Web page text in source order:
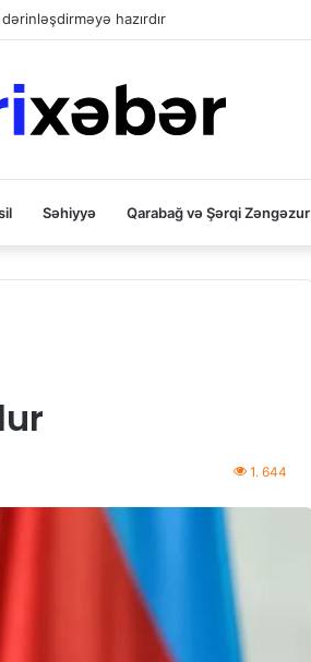
hazırdır
Səhiyyə Qarabağ və Şərqi Zəngəzur
1. 644